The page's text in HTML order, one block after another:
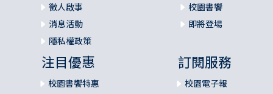
徵人啟事
消息活動
隱私權政策
校園書饗
即將登場
注目優惠
校園書饗特惠
訂閱服務
校園電子報